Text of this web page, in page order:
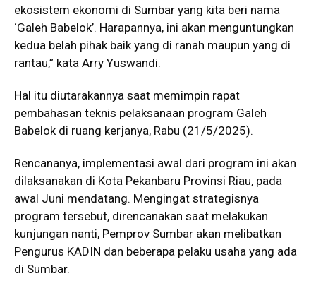
ekosistem ekonomi di Sumbar yang kita beri nama
‘Galeh Babelok’. Harapannya, ini akan menguntungkan
kedua belah pihak baik yang di ranah maupun yang di
rantau,” kata Arry Yuswandi.
Hal itu diutarakannya saat memimpin rapat
pembahasan teknis pelaksanaan program Galeh
Babelok di ruang kerjanya, Rabu (21/5/2025).
Rencananya, implementasi awal dari program ini akan
dilaksanakan di Kota Pekanbaru Provinsi Riau, pada
awal Juni mendatang. Mengingat strategisnya
program tersebut, direncanakan saat melakukan
kunjungan nanti, Pemprov Sumbar akan melibatkan
Pengurus KADIN dan beberapa pelaku usaha yang ada
di Sumbar.